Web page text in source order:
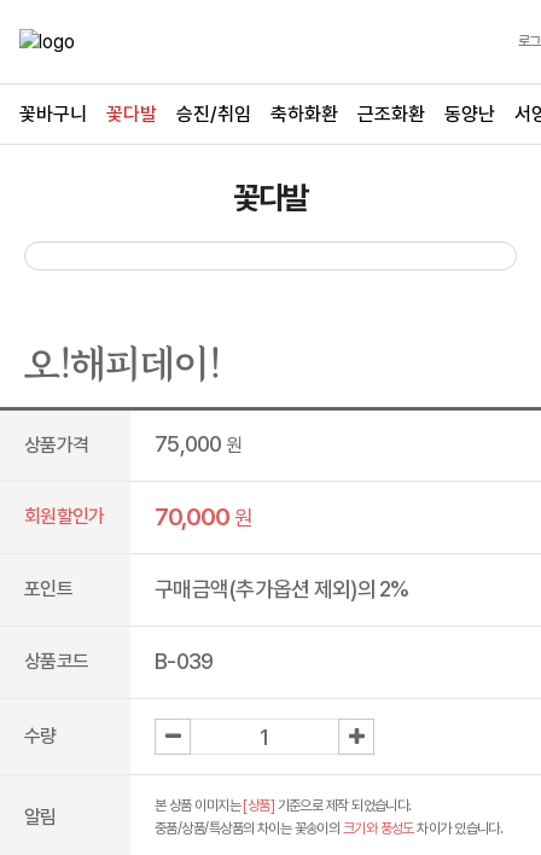
로
꽃바구니 꽃다발 승진/취임 축하화환 근조화환 동양난 서
꽃다발
오!해피데이!
상품가격 75,000 원
회원할인가 70,000원
포인트 구매금액(추가옵션 제외)의 2%
상품코드 B-039
수량
알림 본 상품 이미지는 [상품] 기준으로 제작 되었습니다.
중품/상품/특상품의 차이는 꽃송이의 크기와 풍성도차이가 있습니다.